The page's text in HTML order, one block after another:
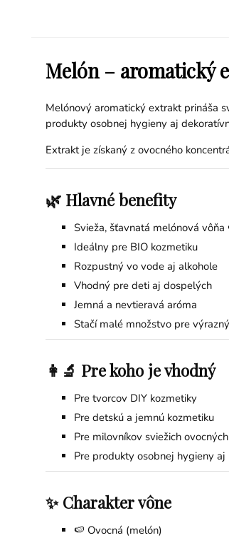
Melón – aromatický
Melónový aromatický extrakt prináša
produkty osobnej hygieny aj
Extrakt je získaný z ovocného
🌿 Hlavné benefity
Svieža, šťavnatá melónová vôňa
Ideálny pre BIO kozmetiku
Rozpustný vo vode aj alkohole
Vhodný pre deti aj dospelých
Jemná a nevtieravá aróma
Stačí malé množstvo pre
👩‍🔬 Pre koho je vhodný
Pre tvorcov DIY kozmetiky
Pre detskú a jemnú kozmetiku
Pre milovníkov sviežich
Pre produkty osobnej hygieny
✨ Charakter vône
🍉 Ovocná (melón)